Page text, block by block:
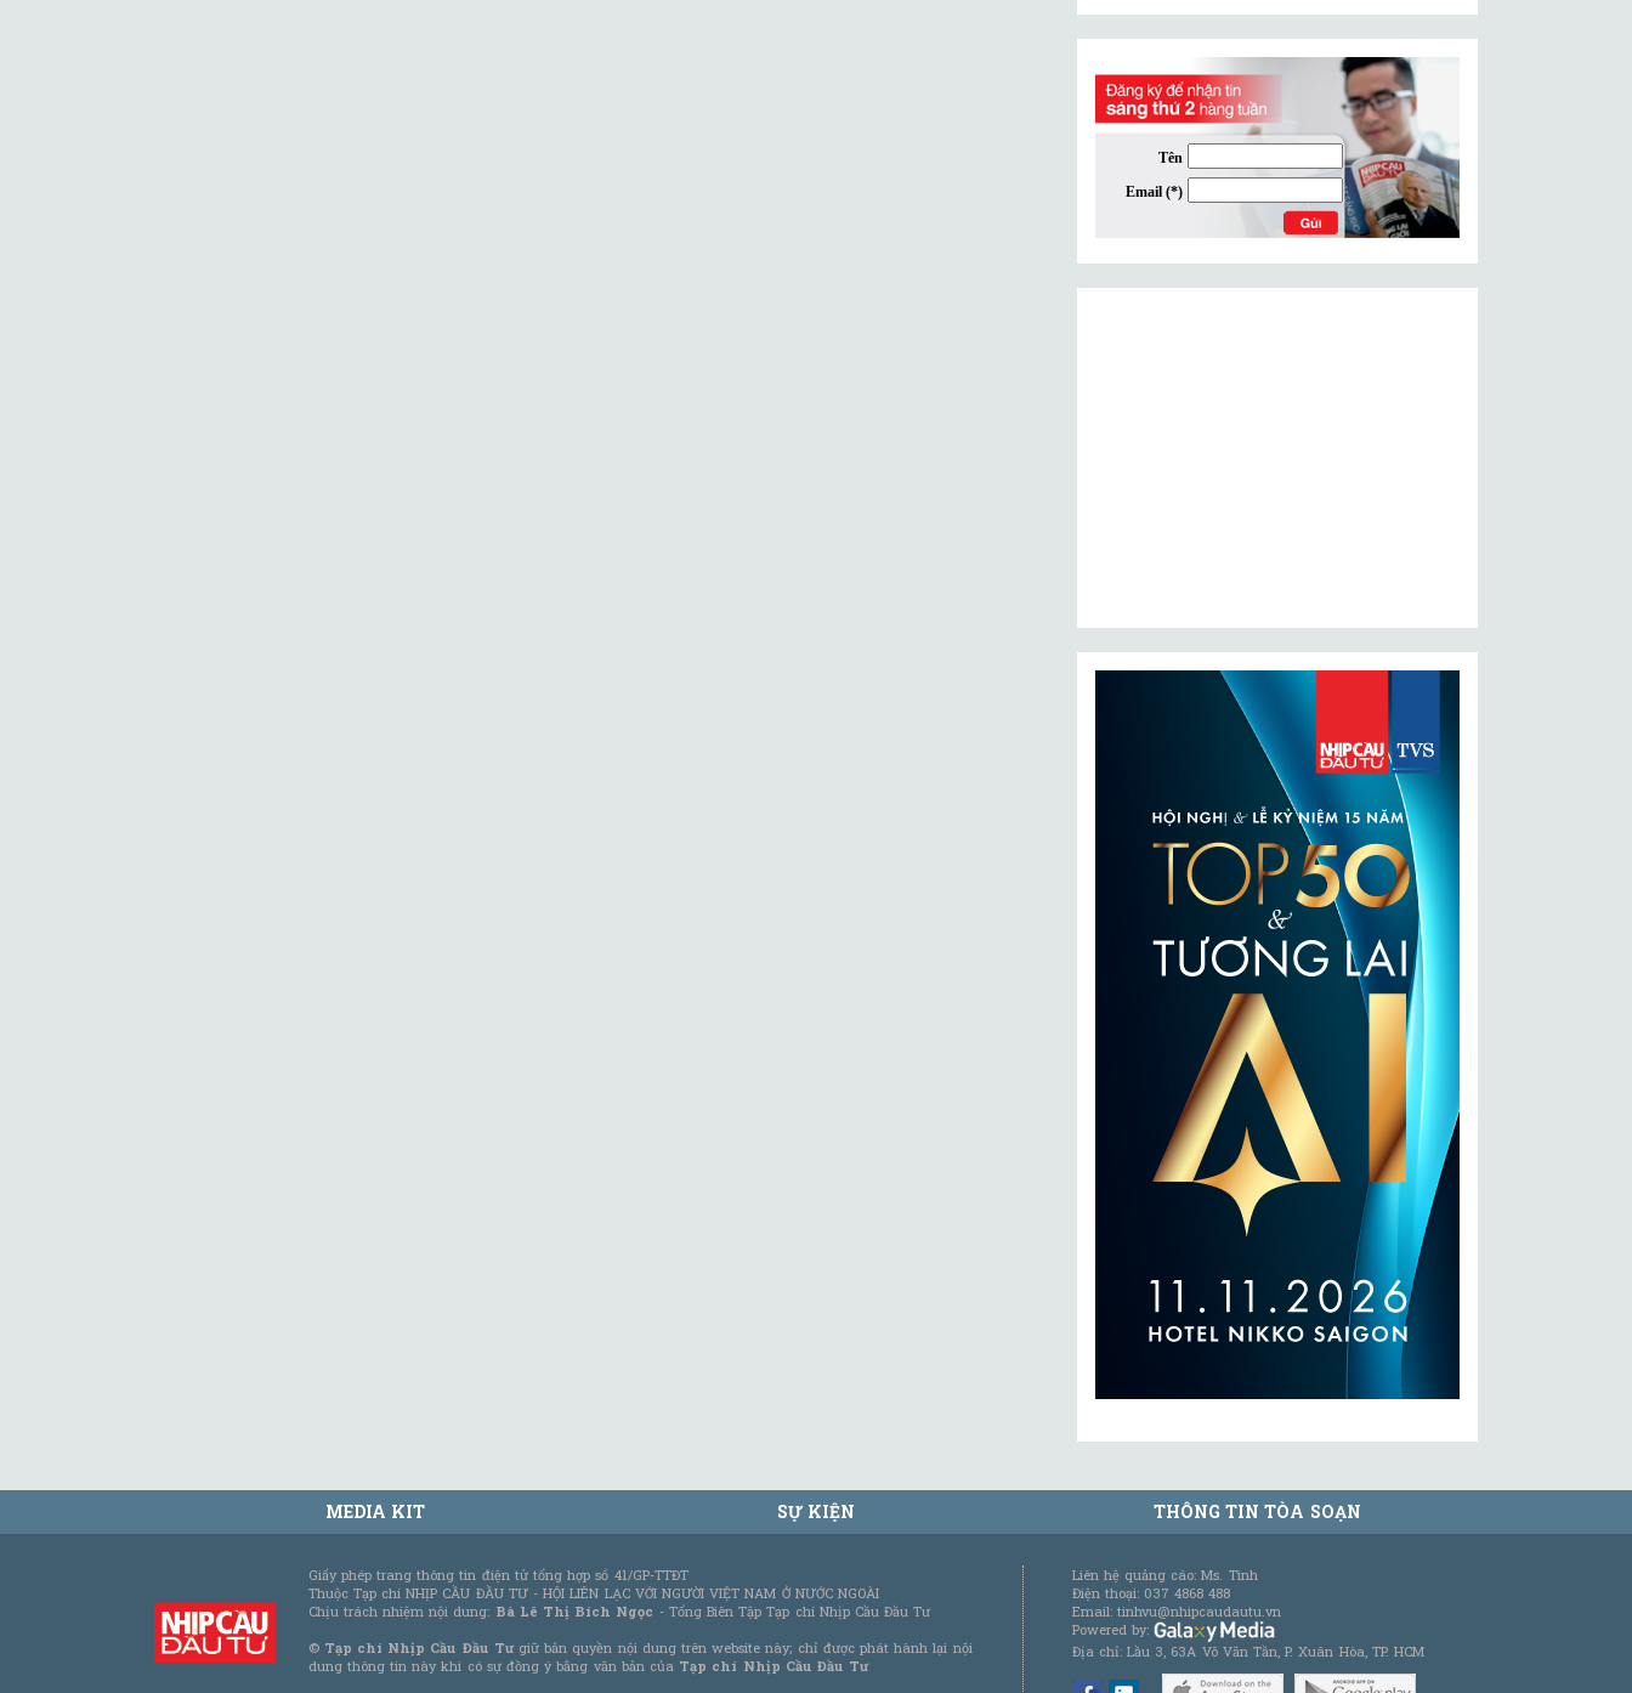
MEDIA KIT SỰ KIỆN THÔNG TIN TÒA SOẠN
Giấy phép trang thông tin điện tử tổng hợp số 41/GP-TTĐT
Thuộc Tạp chí NHỊP CẦU ĐẦU TƯ - HỘI LIÊN LẠC VỚI NGƯỜI VIỆT NAM Ở NƯỚC NGOÀI
Chịu trách nhiệm nội dung: Bà Lê Thị Bích Ngọc - Tổng Biên Tập Tạp chí Nhịp Cầu Đầu Tư
© Tạp chí Nhịp Cầu Đầu Tưgiữ bản quyền nội dung trên website này; chỉ được phát hành lại nội
dung thông tin này khi có sự đồng ý bằng văn bản của Tạp chí Nhịp Cầu Đầu Tư
Liên hệ quảng cáo: Ms. Tình
Điện thoại: 037 4868 488
Email: tinhvu@nhipcaudautu.vn
Powered by:
Địa chỉ: Lầu 3, 63A Võ Văn Tần, P. Xuân Hòa, TP. HCM